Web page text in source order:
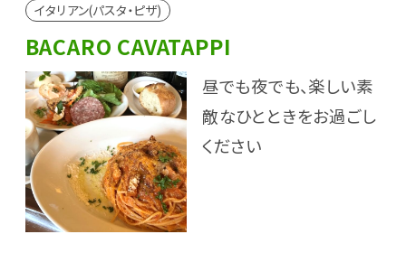
イタリアン(パスタ・ピザ)
BACARO CAVATAPPI
昼でも夜でも、楽しい素
敵なひとときをお過ごし
ください